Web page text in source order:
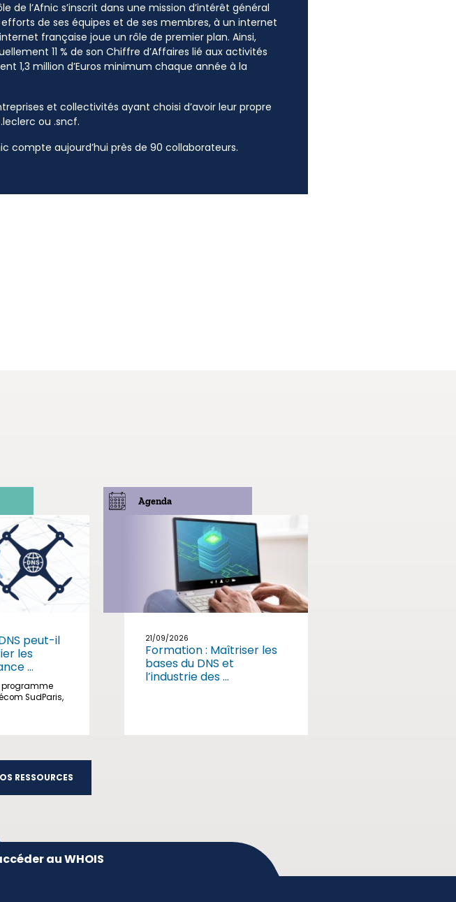
de l’Afnic s’inscrit dans une mission d’intérêt général
de ses équipes et de ses membres, à un internet
française joue un rôle de premier plan. Ainsi,
11 % de son Chiffre d’Affaires lié aux activités
1,3 million d’Euros minimum chaque année à la
et collectivités ayant choisi d’avoir leur propre
ou .sncf.
compte aujourd’hui près de 90 collaborateurs.
peut-il
les
...
programme
SudParis,
Agenda
21/09/2026
Formation : Maîtriser les
bases du DNS et
l’industrie des ...
RESSOURCES
au WHOIS